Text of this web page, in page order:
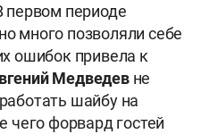
первом периоде
много позволяли себе
ошибок привела к
Медведевне
шайбу на
чего форвард гостей